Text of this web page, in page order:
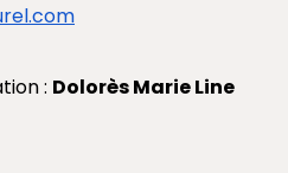
: Dolorès Marie Line